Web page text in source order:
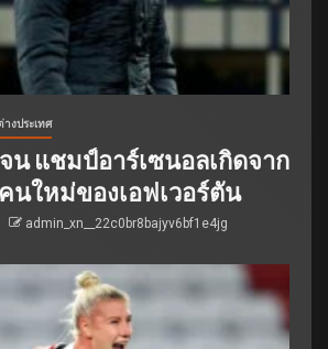
งประเทศ
น แชมป์อาร์เซนอลเกิดจาก
นใหม่ของเอฟเวอร์ตัน
admin_xn__22c0br8bajyv6bf1e4jg